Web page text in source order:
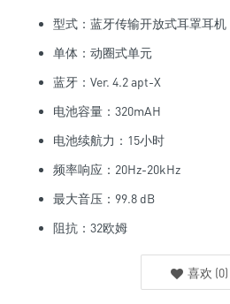
型式：蓝牙传输开放式耳罩耳机
单体：动圈式单元
蓝牙：Ver. 4.2 apt-X
电池容量：320mAH
电池续航力：15小时
频率响应：20Hz-20kHz
最大音压：99.8 dB
阻抗：32欧姆
喜欢 (0)